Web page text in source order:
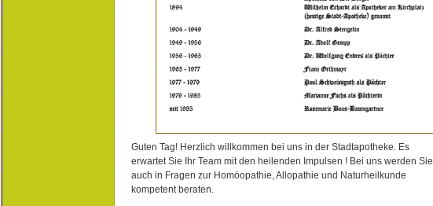
Guten Tag! Herzlich willkommen bei uns in der Stadtapotheke. Es
erwartet Sie Ihr Team mit den heilenden Impulsen ! Bei uns werden Sie
auch in Fragen zur Homöopathie, Allopathie und Naturheilkunde
kompetent beraten.